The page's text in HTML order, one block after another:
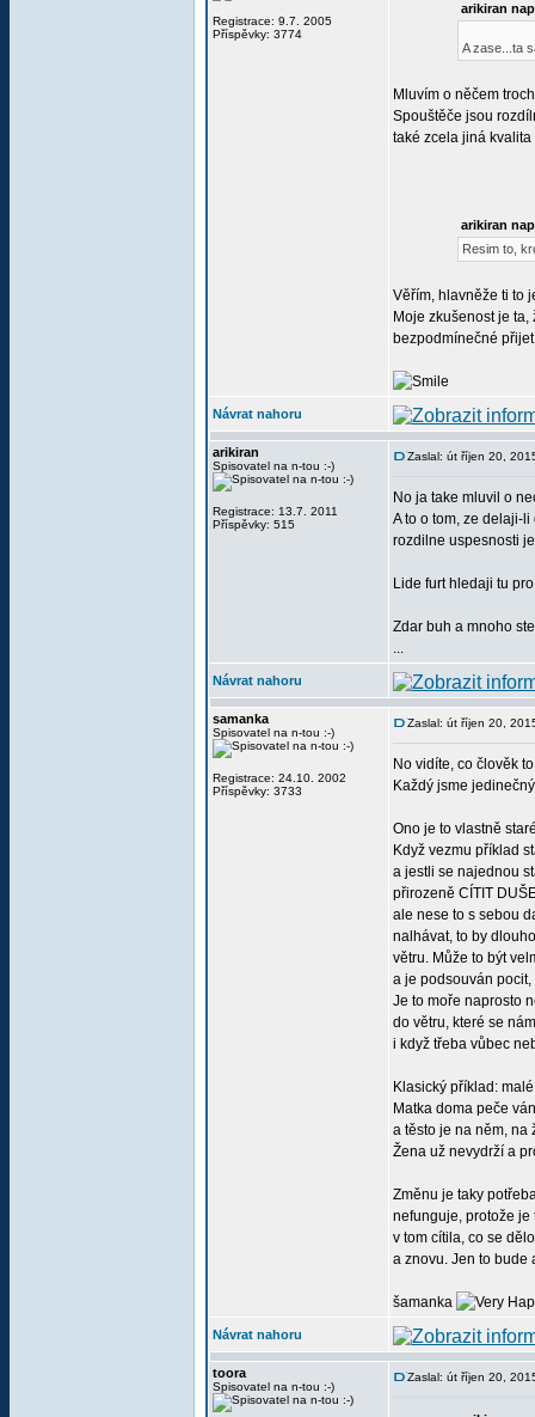
Registrace: 9.7. 2005
Příspěvky: 3774
arikiran
A zase...ta
Mluvím o něčem
Spouštěče jsou
také zcela jiná kvalita
arikiran
Resim to,
Věřím, hlavněže ti to
Moje zkušenost je
bezpodmínečné
Návrat nahoru
arikiran
Spisovatel na n-tou :-)
Registrace: 13.7. 2011
Příspěvky: 515
Zaslal: út říjen 20,
No ja take mluvil o
A to o tom, ze delaji-
rozdilne uspesnosti
Lide furt hledaji tu
Zdar buh a mnoho
...
Návrat nahoru
samanka
Spisovatel na n-tou :-)
Registrace: 24.10. 2002
Příspěvky: 3733
Zaslal: út říjen 20,
No vidíte, co člověk
Každý jsme
Ono je to vlastně
Když vezmu příklad
a jestli se najednou
přirozeně CÍTIT
ale nese to s sebou
nalhávat, to by
větru. Může to být
a je podsouván
Je to moře naprosto
do větru, které se
i když třeba vůbec
Klasický příklad:
Matka doma peče
a těsto je na něm, na
Žena už nevydrží a
Změnu je taky
nefunguje, protože je
v tom cítila, co se
a znovu. Jen to bude
šamanka
Návrat nahoru
toora
Spisovatel na n-tou :-)
Zaslal: út říjen 20,